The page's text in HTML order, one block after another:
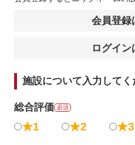
会員登録
ログイン
施設について入力してく
総合評価 必須
★1 ★2 ★3